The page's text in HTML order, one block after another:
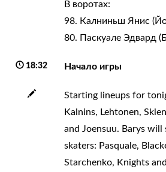
В воротах:
98. Калниньш Янис
80. Паскуале Эдвард
18:32 Начало игры
Starting lineups for
Kalnins, Lehtonen,
and Joensuu. Barys
skaters: Pasquale,
Starchenko, Knights